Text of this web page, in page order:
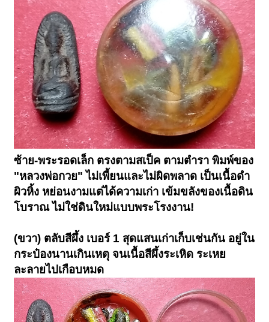
ซ้าย-พระรอดเล็ก ตรงตามสเป็ค ตามตำรา พิมพ์ของ
"หลวงพ่อกวย" ไม่เพี้ยนและไม่ผิดพลาด เป็นเนื้อดำ
ผิวหิ้ง หย่อนงามแต่ได้ความเก่า เข้มขลังของเนื้อดิน
โบราณ ไม่ใช่ดินใหม่แบบพระโรงงาน!
(ขวา) ตลับสีผึ้ง เบอร์ 1 สุดแสนเก่าเก็บเช่นกัน อยู่ใน
กระป๋องนานเกินเหตุ จนเนื้อสีผึ้งระเหิด ระเหย
ละลายไปเกือบหมด